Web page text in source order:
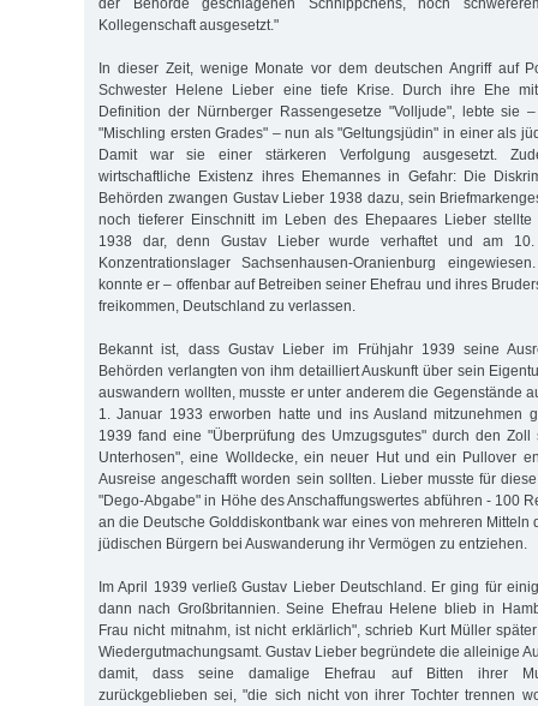
Kollegenschaft ausgesetzt."
In dieser Zeit, wenige Monate vor dem deutschen Angriff auf
Schwester Helene Lieber eine tiefe Krise. Durch ihre Ehe
Definition der Nürnberger Rassengesetze "Volljude", lebte sie
"Mischling ersten Grades" – nun als "Geltungsjüdin" in einer als
Damit war sie einer stärkeren Verfolgung ausgesetzt.
wirtschaftliche Existenz ihres Ehemannes in Gefahr: Die
Behörden zwangen Gustav Lieber 1938 dazu, sein
noch tieferer Einschnitt im Leben des Ehepaares Lieber stellte
1938 dar, denn Gustav Lieber wurde verhaftet und am
Konzentrationslager Sachsenhausen-Oranienburg
konnte er – offenbar auf Betreiben seiner Ehefrau und ihres
freikommen, Deutschland zu verlassen.
Bekannt ist, dass Gustav Lieber im Frühjahr 1939 seine
Behörden verlangten von ihm detailliert Auskunft über sein
auswandern wollten, musste er unter anderem die Gegenstände
1. Januar 1933 erworben hatte und ins Ausland mitzunehmen
1939 fand eine "Überprüfung des Umzugsgutes" durch den Zoll
Unterhosen", eine Wolldecke, ein neuer Hut und ein Pullover
Ausreise angeschafft worden sein sollten. Lieber musste für
"Dego-Abgabe" in Höhe des Anschaffungswertes abführen - 100
an die Deutsche Golddiskontbank war eines von mehreren Mitteln
jüdischen Bürgern bei Auswanderung ihr Vermögen zu entziehen.
Im April 1939 verließ Gustav Lieber Deutschland. Er ging für
dann nach Großbritannien. Seine Ehefrau Helene blieb in
Frau nicht mitnahm, ist nicht erklärlich", schrieb Kurt Müller
Wiedergutmachungsamt. Gustav Lieber begründete die alleinige
damit, dass seine damalige Ehefrau auf Bitten ihrer
zurückgeblieben sei, "die sich nicht von ihrer Tochter trennen